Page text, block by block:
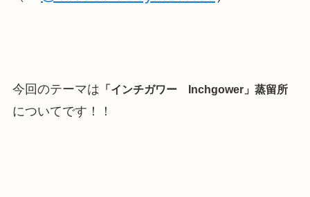
今回のテーマは 「インチガワー Inchgower」蒸留所
についてです！！